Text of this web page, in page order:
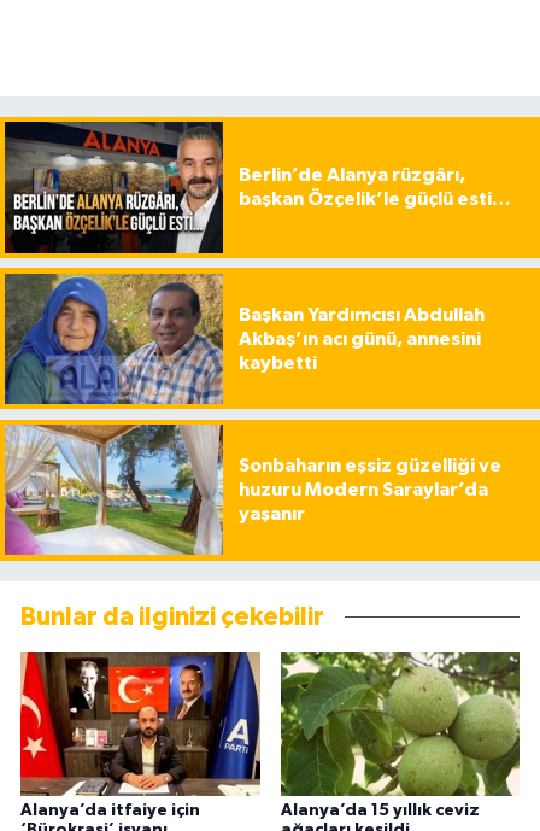
Berlin’de Alanya rüzgârı,
başkan Özçelik’le güçlü esti…
Başkan Yardımcısı Abdullah
Akbaş’ın acı günü, annesini
kaybetti
Sonbaharın eşsiz güzelliği ve
huzuru Modern Saraylar’da
yaşanır
Bunlar da ilginizi çekebilir
Alanya’da itfaiye için
Alanya’da 15 yıllık ceviz